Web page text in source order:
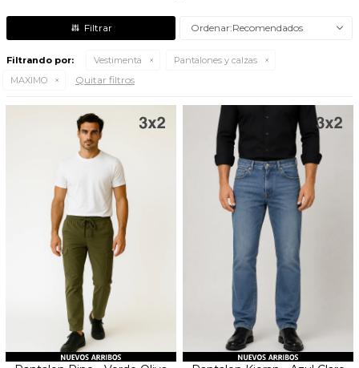
Recomendados
Filtrando por: Vestimenta
Pantalones y calzas
MAXIMO
Quitar filtros